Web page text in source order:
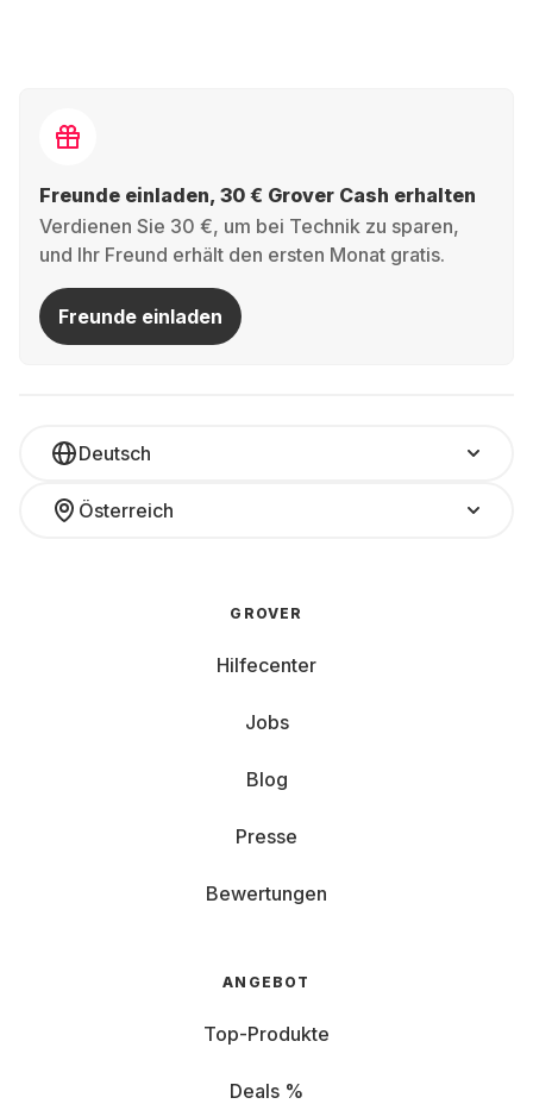
Freunde einladen, 30 € Grover Cash erhalten
Verdienen Sie 30 €, um bei Technik zu sparen,
und Ihr Freund erhält den ersten Monat gratis.
Freunde einladen
Deutsch
Österreich
GROVER
Hilfecenter
Jobs
Blog
Presse
Bewertungen
ANGEBOT
Top-Produkte
Deals %